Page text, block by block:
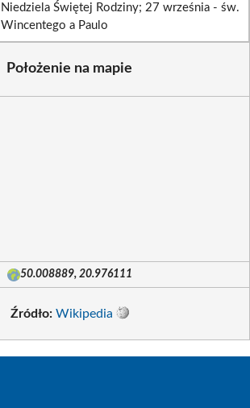
Niedziela Świętej Rodziny; 27 września - św.
Wincentego a Paulo
Położenie na mapie
50.008889, 20.976111
Źródło: Wikipedia